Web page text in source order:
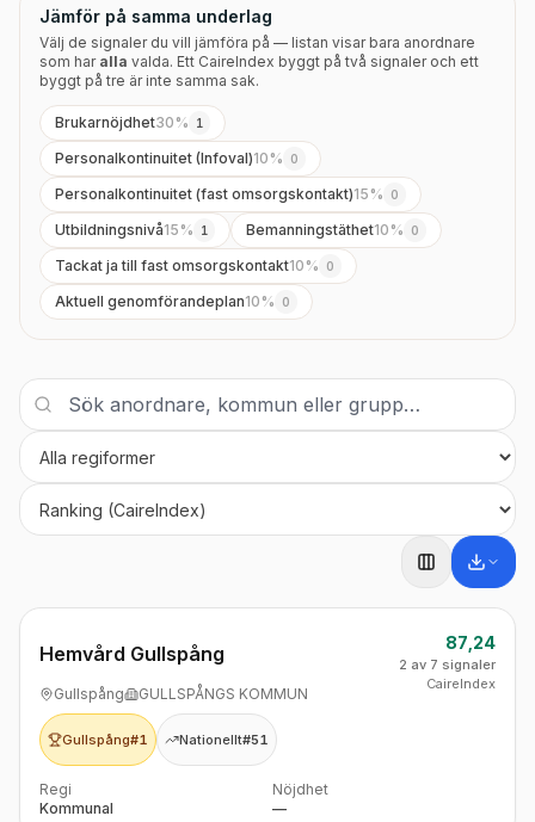
Jämför på samma underlag
Välj de signaler du vill jämföra på — listan visar bara anordnare
som har alla valda. Ett CaireIndex byggt på två signaler och ett
byggt på tre är inte samma sak.
Brukarnöjdhet30 % 1
Personalkontinuitet (Infoval)10 % 0
Personalkontinuitet (fast omsorgskontakt)15 % 0
Utbildningsnivå15 % 1 Bemanningstäthet10 % 0
Tackat ja till fast omsorgskontakt10 % 0
Aktuell genomförandeplan10 % 0
Hemvård Gullspång
Gullspång GULLSPÅNGS KOMMUN
87,24
2 av 7 signaler
CaireIndex
Gullspång#1 Nationellt#51
Regi
Kommunal
Nöjdhet
—